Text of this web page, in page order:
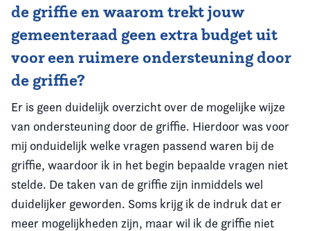
de griffie en waarom trekt jouw
gemeenteraad geen extra budget uit
voor een ruimere ondersteuning door
de griffie?
Er is geen duidelijk overzicht over de mogelijke wijze
van ondersteuning door de griffie. Hierdoor was voor
mij onduidelijk welke vragen passend waren bij de
griffie, waardoor ik in het begin bepaalde vragen niet
stelde. De taken van de griffie zijn inmiddels wel
duidelijker geworden. Soms krijg ik de indruk dat er
meer mogelijkheden zijn, maar wil ik de griffie niet